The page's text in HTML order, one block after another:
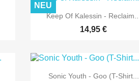
 Vorschau
Keep Of Kalessin - Reclaim...
14,95 €
NEU
 Vorschau
Sonic Youth - Goo (T-Shirt...